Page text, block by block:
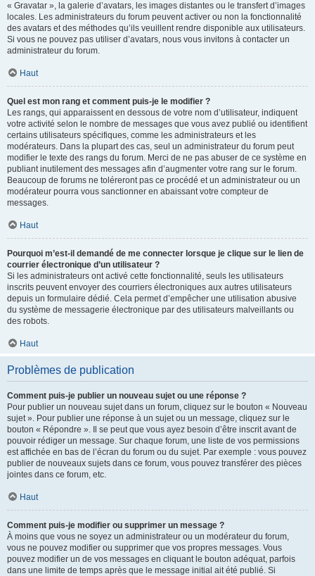
« Gravatar », la galerie d’avatars, les images distantes ou le transfert d’images
locales. Les administrateurs du forum peuvent activer ou non la fonctionnalité
des avatars et des méthodes qu’ils veuillent rendre disponible aux utilisateurs.
Si vous ne pouvez pas utiliser d’avatars, nous vous invitons à contacter un
administrateur du forum.
Haut
Quel est mon rang et comment puis-je le modifier ?
Les rangs, qui apparaissent en dessous de votre nom d’utilisateur, indiquent
votre activité selon le nombre de messages que vous avez publié ou identifient
certains utilisateurs spécifiques, comme les administrateurs et les
modérateurs. Dans la plupart des cas, seul un administrateur du forum peut
modifier le texte des rangs du forum. Merci de ne pas abuser de ce système en
publiant inutilement des messages afin d’augmenter votre rang sur le forum.
Beaucoup de forums ne toléreront pas ce procédé et un administrateur ou un
modérateur pourra vous sanctionner en abaissant votre compteur de
messages.
Haut
Pourquoi m’est-il demandé de me connecter lorsque je clique sur le lien de
courrier électronique d’un utilisateur ?
Si les administrateurs ont activé cette fonctionnalité, seuls les utilisateurs
inscrits peuvent envoyer des courriers électroniques aux autres utilisateurs
depuis un formulaire dédié. Cela permet d’empêcher une utilisation abusive
du système de messagerie électronique par des utilisateurs malveillants ou
des robots.
Haut
Problèmes de publication
Comment puis-je publier un nouveau sujet ou une réponse ?
Pour publier un nouveau sujet dans un forum, cliquez sur le bouton « Nouveau
sujet ». Pour publier une réponse à un sujet ou un message, cliquez sur le
bouton « Répondre ». Il se peut que vous ayez besoin d’être inscrit avant de
pouvoir rédiger un message. Sur chaque forum, une liste de vos permissions
est affichée en bas de l’écran du forum ou du sujet. Par exemple : vous pouvez
publier de nouveaux sujets dans ce forum, vous pouvez transférer des pièces
jointes dans ce forum, etc.
Haut
Comment puis-je modifier ou supprimer un message ?
À moins que vous ne soyez un administrateur ou un modérateur du forum,
vous ne pouvez modifier ou supprimer que vos propres messages. Vous
pouvez modifier un de vos messages en cliquant le bouton adéquat, parfois
dans une limite de temps après que le message initial ait été publié. Si